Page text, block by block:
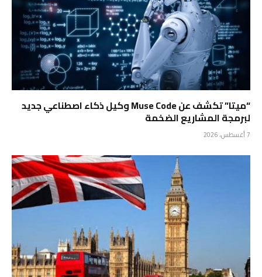
“ميتا” تكشف عن Muse Code وكيل ذكاء اصطناعي جديد
لبرمجة المشاريع الضخمة
7 أغسطس، 2026